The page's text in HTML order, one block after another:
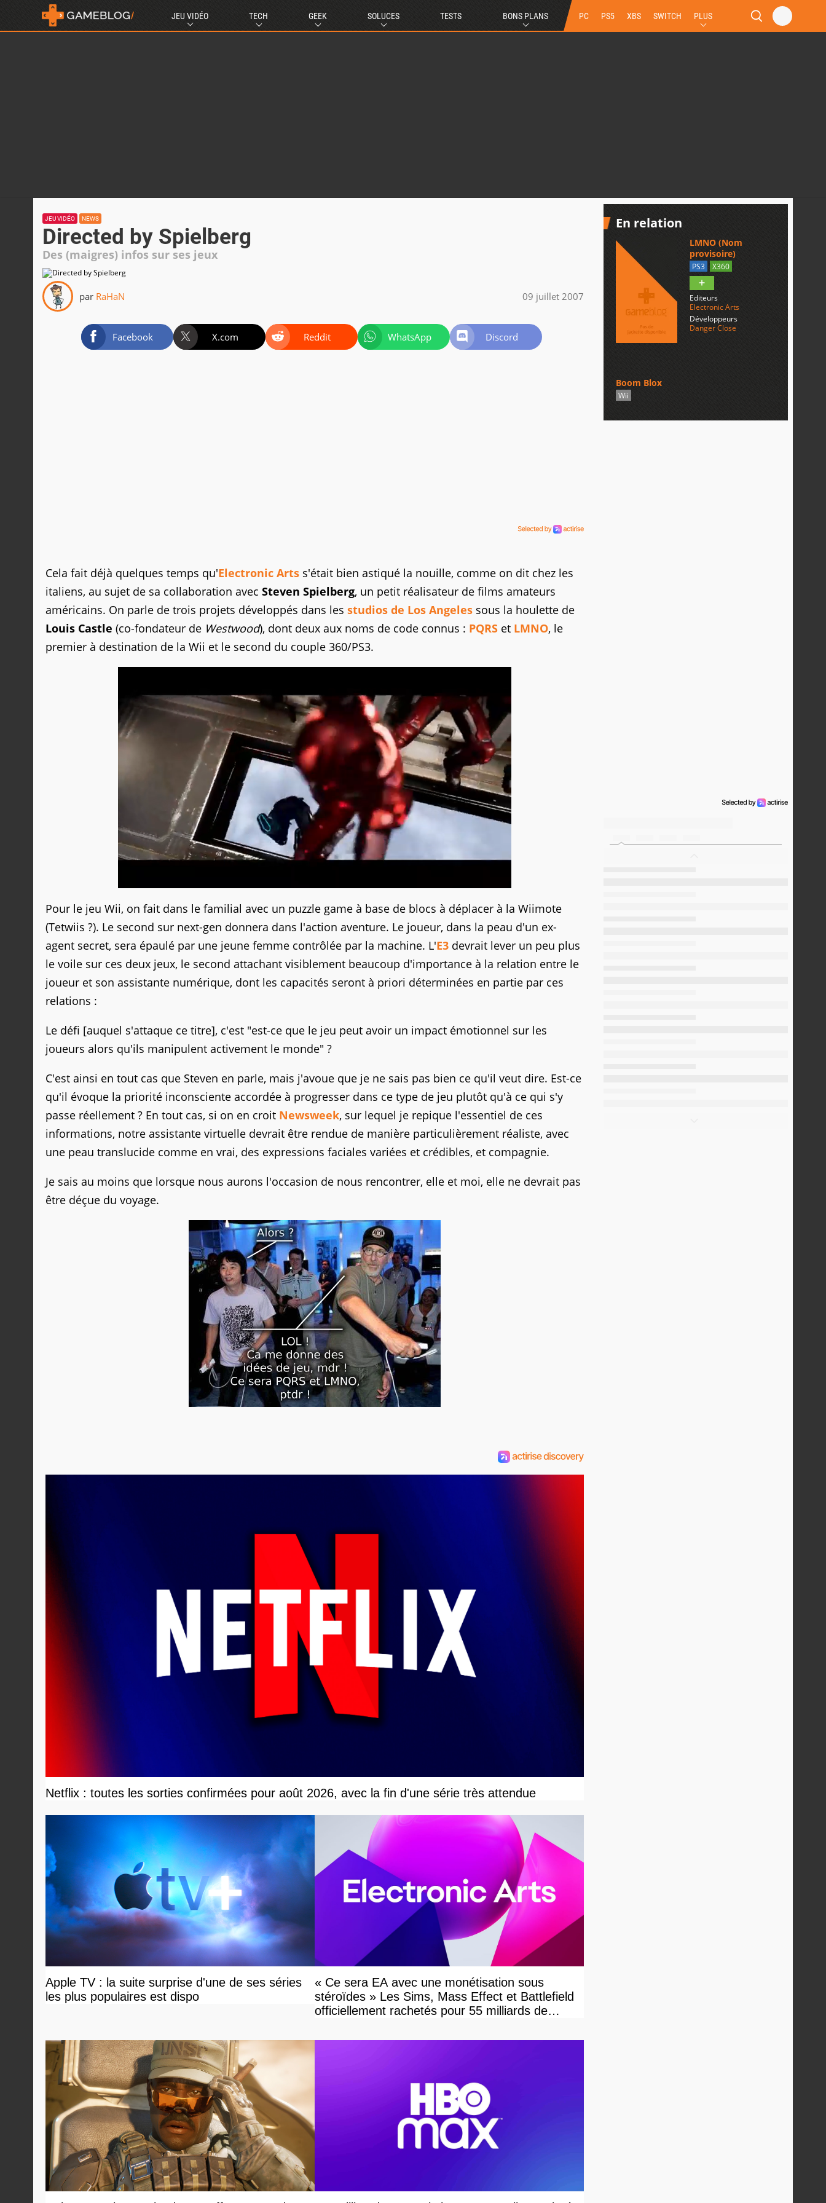
JEU VIDÉO TECH GEEK SOLUCES TESTS BONS PLANS PC PS5 XBS SWITCH PLUS
JEU VIDÉO NEWS
Directed by Spielberg
Des (maigres) infos sur ses jeux
par RaHaN 09 juillet 2007
Facebook X.com Reddit WhatsApp Discord
Cela fait déjà quelques temps qu'Electronic Arts s'était bien astiqué la nouille, comme on dit chez les
italiens, au sujet de sa collaboration avec Steven Spielberg, un petit réalisateur de films amateurs
américains. On parle de trois projets développés dans les studios de Los Angeles sous la houlette de
Louis Castle (co-fondateur de Westwood), dont deux aux noms de code connus : PQRS et LMNO, le
premier à destination de la Wii et le second du couple 360/PS3.
Pour le jeu Wii, on fait dans le familial avec un puzzle game à base de blocs à déplacer à la Wiimote
(Tetwiis ?). Le second sur next-gen donnera dans l'action aventure. Le joueur, dans la peau d'un ex-
agent secret, sera épaulé par une jeune femme contrôlée par la machine. L'E3 devrait lever un peu plus
le voile sur ces deux jeux, le second attachant visiblement beaucoup d'importance à la relation entre le
joueur et son assistante numérique, dont les capacités seront à priori déterminées en partie par ces
relations :
Le défi [auquel s'attaque ce titre], c'est "est-ce que le jeu peut avoir un impact émotionnel sur les
joueurs alors qu'ils manipulent activement le monde" ?
C'est ainsi en tout cas que Steven en parle, mais j'avoue que je ne sais pas bien ce qu'il veut dire. Est-ce
qu'il évoque la priorité inconsciente accordée à progresser dans ce type de jeu plutôt qu'à ce qui s'y
passe réellement ? En tout cas, si on en croit Newsweek, sur lequel je repique l'essentiel de ces
informations, notre assistante virtuelle devrait être rendue de manière particulièrement réaliste, avec
une peau translucide comme en vrai, des expressions faciales variées et crédibles, et compagnie.
Je sais au moins que lorsque nous aurons l'occasion de nous rencontrer, elle et moi, elle ne devrait pas
être déçue du voyage.
Netflix : toutes les sorties confirmées pour août 2026, avec la fin d'une série très attendue
Apple TV : la suite surprise d'une de ses séries
les plus populaires est dispo
« Ce sera EA avec une monétisation sous
stéroïdes » Les Sims, Mass Effect et Battlefield
officiellement rachetés pour 55 milliards de
En relation
LMNO (Nom
provisoire)
PS3 X360
Editeurs
Electronic Arts
Développeurs
Danger Close
Boom Blox
Wii